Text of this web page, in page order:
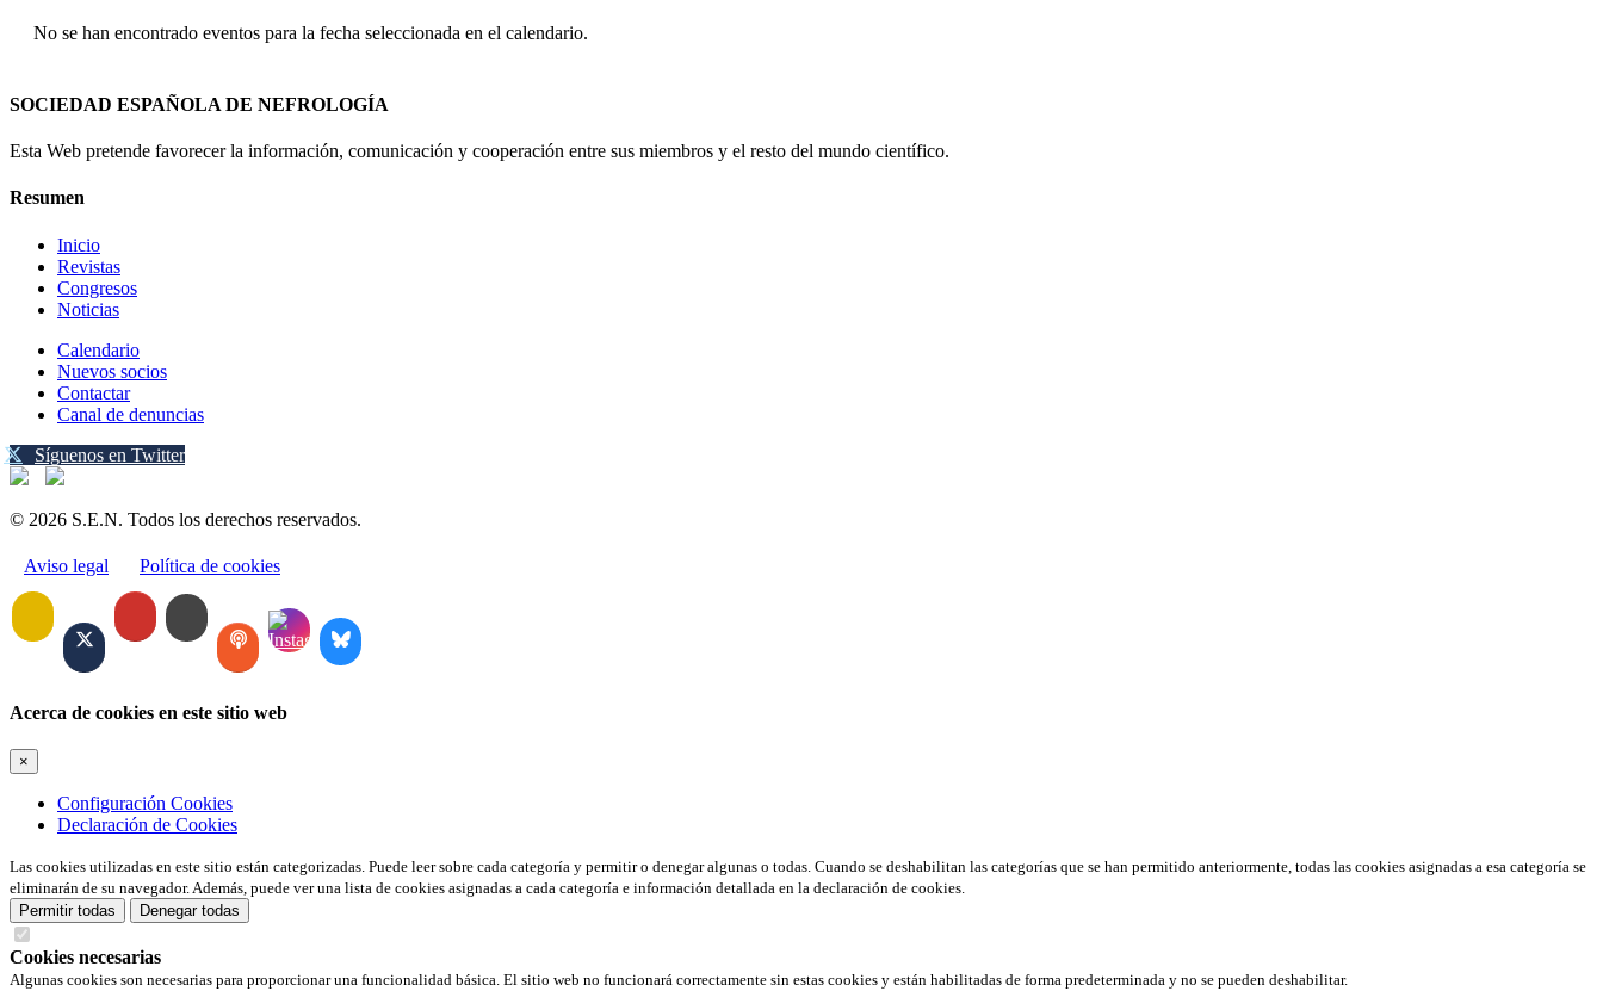
No se han encontrado eventos para la fecha seleccionada en el calendario.
SOCIEDAD ESPAÑOLA DE NEFROLOGÍA
Esta Web pretende favorecer la información, comunicación y cooperación entre sus miembros y el resto del mundo científico.
Resumen
Inicio
Revistas
Congresos
Noticias
Calendario
Nuevos socios
Contactar
Canal de denuncias
Síguenos en Twitter
© 2026 S.E.N. Todos los derechos reservados.
Aviso legal Política de cookies
Acerca de cookies en este sitio web
×
Configuración Cookies
Declaración de Cookies
Las cookies utilizadas en este sitio están categorizadas. Puede leer sobre cada categoría y permitir o denegar algunas o todas. Cuando se deshabilitan las categorías que se han permitido anteriormente, todas las cookies asignadas a esa categoría se
eliminarán de su navegador. Además, puede ver una lista de cookies asignadas a cada categoría e información detallada en la declaración de cookies.
Permitir todas
Denegar todas
Cookies necesarias
Algunas cookies son necesarias para proporcionar una funcionalidad básica. El sitio web no funcionará correctamente sin estas cookies y están habilitadas de forma predeterminada y no se pueden deshabilitar.